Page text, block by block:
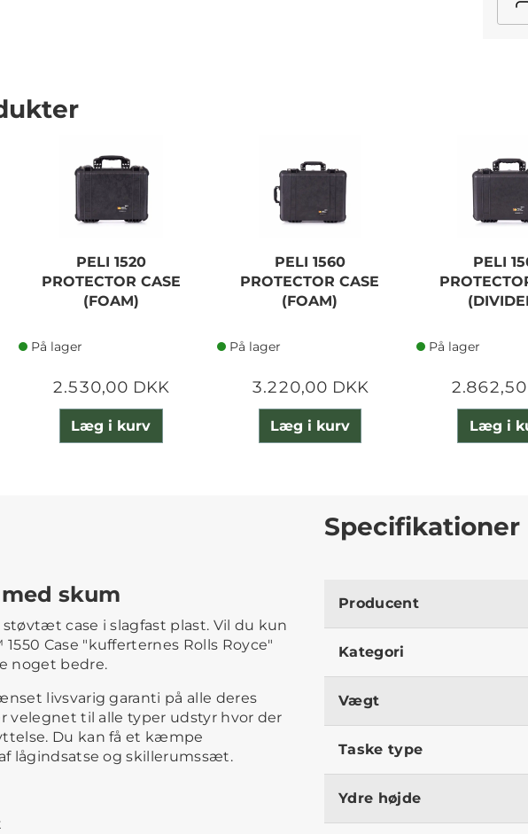
PELI 1520
PROTECTOR CASE
(FOAM)
På lager
2.530,00 DKK
Læg i kurv
PELI 1560
PROTECTOR CASE
(FOAM)
På lager
3.220,00 DKK
Læg i kurv
PELI
På lager
Læg i
skum
case i slagfast plast. Vil du kun
Case "kufferternes Rolls Royce"
noget bedre.
livsvarig garanti på alle deres
velegnet til alle typer udstyr hvor der
Du kan få et kæmpe
lågindsatse og skillerumssæt.
Specifikationer
Producent
Kategori
Vægt
Taske type
Ydre højde